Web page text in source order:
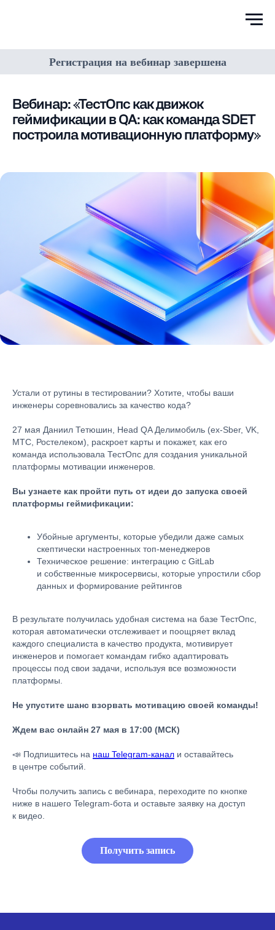
Регистрация на вебинар завершена
Вебинар: «ТестОпс как движок
геймификации в QA: как команда SDET
построила мотивационную платформу»
Устали от рутины в тестировании? Хотите, чтобы ваши
инженеры соревновались за качество кода?
27 мая Даниил Тетюшин, Head QA Делимобиль (ex-Sber, VK,
МТС, Ростелеком), раскроет карты и покажет, как его
команда использовала ТестОпс для создания уникальной
платформы мотивации инженеров.
Вы узнаете как пройти путь от идеи до запуска своей
платформы геймификации:
Убойные аргументы, которые убедили даже самых
скептически настроенных топ-менеджеров
Техническое решение: интеграцию с GitLab
и собственные микросервисы, которые упростили сбор
данных и формирование рейтингов
В результате получилась удобная система на базе ТестОпс,
которая автоматически отслеживает и поощряет вклад
каждого специалиста в качество продукта, мотивирует
инженеров и помогает командам гибко адаптировать
процессы под свои задачи, используя все возможности
платформы.
Не упустите шанс взорвать мотивацию своей команды!
Ждем вас онлайн 27 мая в 17:00 (МСК)
📣 Подпишитесь на наш Telegram-канал и оставайтесь
в центре событий.
Чтобы получить запись с вебинара, переходите по кнопке
ниже в нашего Telegram-бота и оставьте заявку на доступ
к видео.
Получить запись